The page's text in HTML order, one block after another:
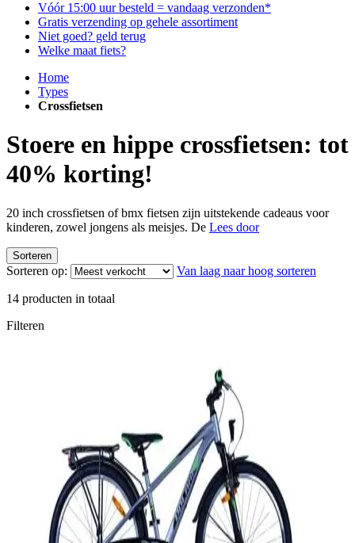
Vóór 15:00 uur besteld = vandaag verzonden*
Gratis verzending op gehele assortiment
Niet goed? geld terug
Welke maat fiets?
Home
Types
Crossfietsen
Stoere en hippe crossfietsen: tot
40% korting!
20 inch crossfietsen of bmx fietsen zijn uitstekende cadeaus voor
kinderen, zowel jongens als meisjes. De Lees door
Sorteren
Sorteren op: Van laag naar hoog sorteren
14 producten in totaal
Filteren